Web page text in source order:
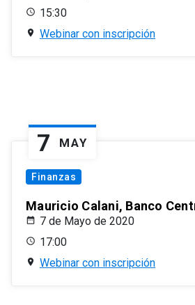
15:30
Webinar con inscripción
7 MAY
Finanzas
Mauricio Calani, Banco
7 de Mayo de 2020
17:00
Webinar con inscripción